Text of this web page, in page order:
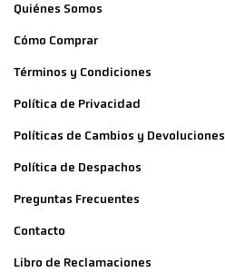
Quiénes Somos
Cómo Comprar
Términos y Condiciones
Política de Privacidad
Políticas de Cambios y Devoluciones
Política de Despachos
Preguntas Frecuentes
Contacto
Libro de Reclamaciones